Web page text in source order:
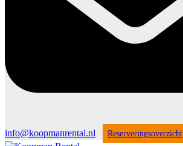
info@koopmanrental.nl Reserveringsoverzicht